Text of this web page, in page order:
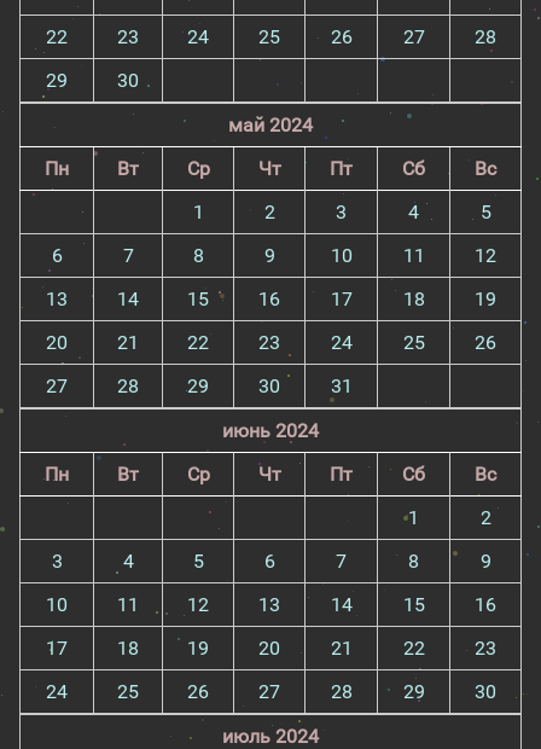
22
23 24 25 26 27
28
29
30
май 2024
Пн
Вт Ср Чт Пт Сб
Вс
1
2 3 4
5
6
7 8 9 10 11
12
13
14 15 16 17 18
19
20
21 22 23 24 25
26
27
28 29 30
31
июнь 2024
Пн
Вт Ср Чт Пт Сб
Вс
1
2
3
4 5 6 7 8
9
10
11 12 13 14 15
16
17
18 19 20 21 22
23
24
25 26 27 28 29
30
июль 2024